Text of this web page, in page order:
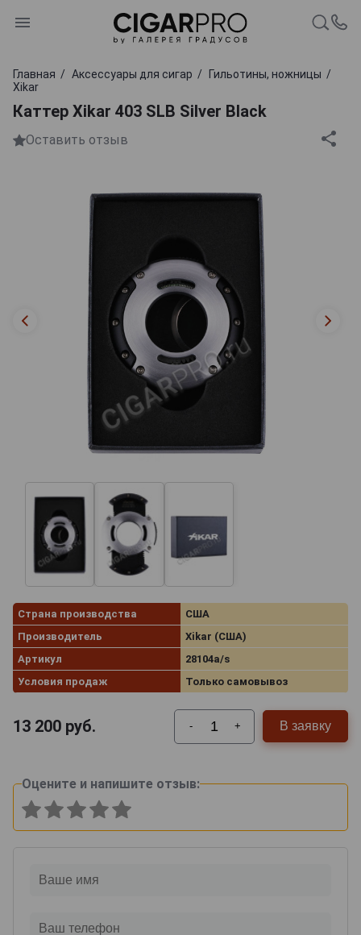
Главная Аксессуары для сигар
Гильотины, ножницы
Xikar
Каттер Xikar 403 SLB Silver Black
Оставить отзыв
Страна производства
США
Производитель
Xikar (США)
Артикул
28104a/s
Условия продаж
Только самовывоз
13 200 руб. - + В заявку
Оцените и напишите отзыв: